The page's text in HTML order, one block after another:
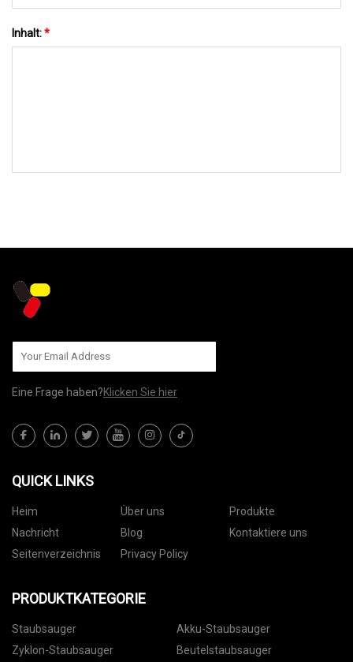
Inhalt:*
Eine Frage haben?Klicken Sie hier
QUICK LINKS
Heim Über uns
Produkte
Nachricht
Blog
Kontaktiere uns
Seitenverzeichnis
Privacy Policy
PRODUKTKATEGORIE
Staubsauger
Akku-Staubsauger
Zyklon-Staubsauger
Beutelstaubsauger